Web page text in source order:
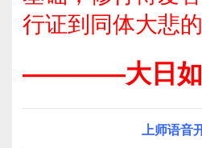
行证到同体大悲的
————大日如
上师语音